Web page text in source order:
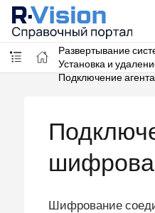
R-Vision SIEM
Развертывание
Установка и
Подключение
Шифрование